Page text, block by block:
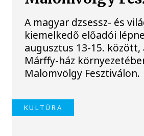
A magyar dzsessz- és
kiemelkedő előadói
augusztus 13-15. között,
Márffy-ház
Malomvölgy Fesztiválon.
KULTÚRA